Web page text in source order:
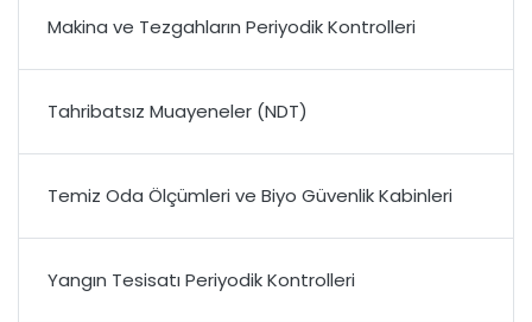
Makina ve Tezgahların Periyodik Kontrolleri
Tahribatsız Muayeneler (NDT)
Temiz Oda Ölçümleri ve Biyo Güvenlik Kabinleri
Yangın Tesisatı Periyodik Kontrolleri